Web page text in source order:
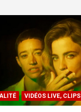
VIDÉOS LIVE, CLIPS